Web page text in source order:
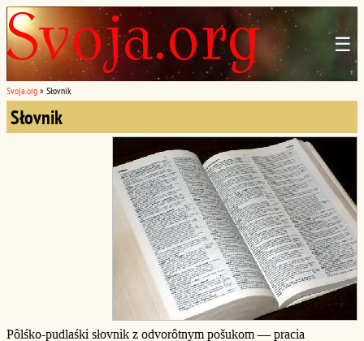
☰
Svoja.org » Słovnik
Słovnik
Pôlśko-pudlaśki słovnik z odvorôtnym pošukom — pracia